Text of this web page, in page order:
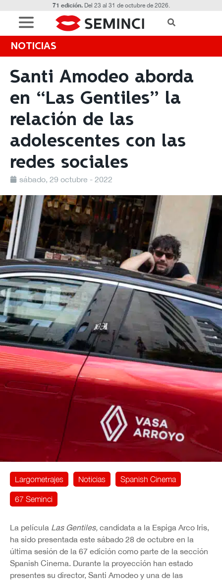
71 edición.Del 23 al 31 de octubre de 2026.
NOTICIAS
Santi Amodeo aborda
en “Las Gentiles” la
relación de las
adolescentes con las
redes sociales
sábado, 29 octubre - 2022
Largometrajes Noticias Spanish Cinema
67 Seminci
La película Las Gentiles, candidata a la Espiga Arco Iris,
ha sido presentada este sábado 28 de octubre en la
última sesión de la 67 edición como parte de la sección
Spanish Cinema. Durante la proyección han estado
presentes su director, Santi Amodeo y una de las